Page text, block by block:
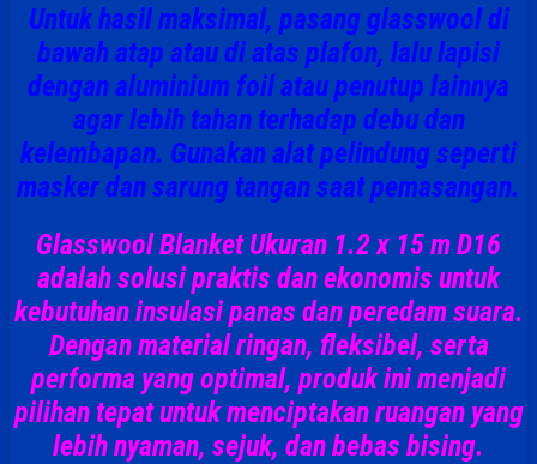
Untuk hasil maksimal, pasang glasswool di
bawah atap atau di atas plafon, lalu lapisi
dengan aluminium foil atau penutup lainnya
agar lebih tahan terhadap debu dan
kelembapan. Gunakan alat pelindung seperti
masker dan sarung tangan saat pemasangan.
Glasswool Blanket Ukuran 1.2 x 15 m D16
adalah solusi praktis dan ekonomis untuk
kebutuhan insulasi panas dan peredam suara.
Dengan material ringan, fleksibel, serta
performa yang optimal, produk ini menjadi
pilihan tepat untuk menciptakan ruangan yang
lebih nyaman, sejuk, dan bebas bising.